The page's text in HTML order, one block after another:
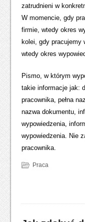
zatrudnieni w
W momencie, gdy
firmie, wtedy okres
kolei, gdy pracujemy
wtedy okres
Pismo, w którym
takie informacje jak:
pracownika, pełna
nazwa dokumentu,
wypowiedzenia,
wypowiedzenia. Nie
pracownika.
Praca